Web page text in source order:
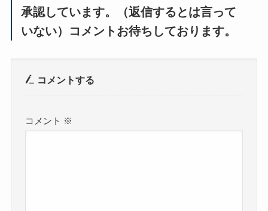
承認しています。（返信するとは言って
いない）コメントお待ちしております。
コメントする
コメント ※